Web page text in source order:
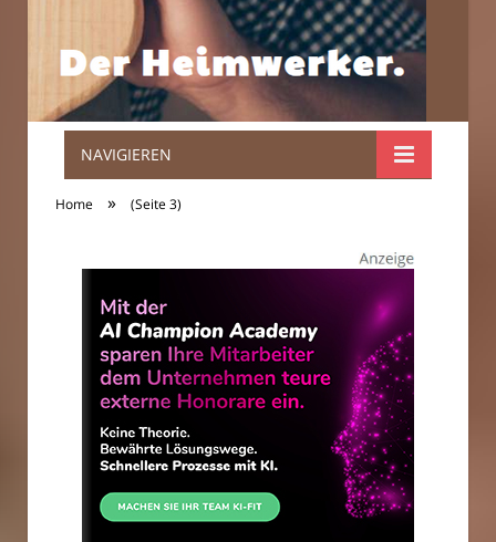
Der
Heimwerker.
NAVIGIEREN
Home » (Seite 3)